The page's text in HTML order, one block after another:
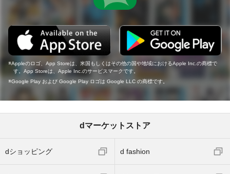
Appleのロゴ、App Storeは、米国もしくはその他の国や地域におけるApple Inc.の商標で
す。App Storeは、Apple Inc.のサービスマークです。
Google Play および Google Play ロゴは Google LLC の商標です。
dマーケットストア
dショッピング d fashion